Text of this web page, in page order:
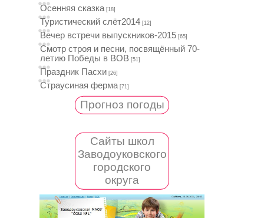
Осенняя сказка [18]
Туристический слёт2014 [12]
Вечер встречи выпускников-2015 [65]
Смотр строя и песни, посвящённый 70-
летию Победы в ВОВ [51]
Праздник Пасхи [26]
Страусиная ферма [71]
Прогноз погоды
Сайты школ
Заводоуковского
городского
округа